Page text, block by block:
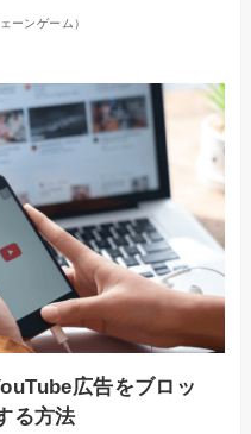
ーンゲーム）
広告をブロッ
る方法